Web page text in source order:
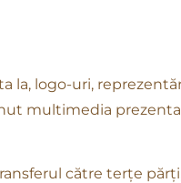
la, logo-uri,
multimedia
către terțe